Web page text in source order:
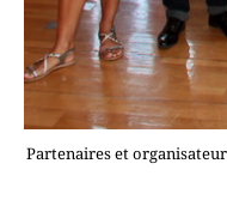
Partenaires et